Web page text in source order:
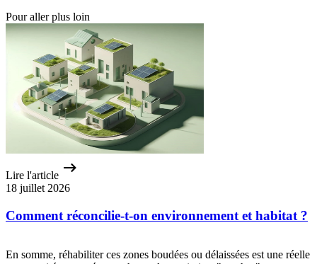
Pour aller plus loin
Lire l'article
18 juillet 2026
Comment réconcilie-t-on environnement et habitat ?
En somme, réhabiliter ces zones boudées ou délaissées est une réelle